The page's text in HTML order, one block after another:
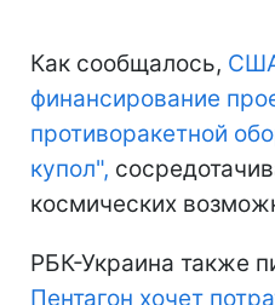
Как сообщалось,
финансирование
противоракетной
купол",
космических
РБК-Украина также
Пентагон хочет